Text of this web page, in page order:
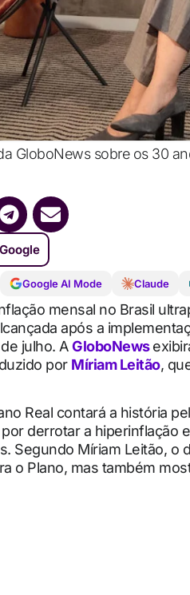
GloboNews sobre os 30
Google AI Mode Claude
mensal no Brasil
após a
julho. AGloboNews
por Míriam Leitão,
Real contará a história
derrotar a hiperinflação
Segundo Míriam Leitão, o
o Plano, mas também